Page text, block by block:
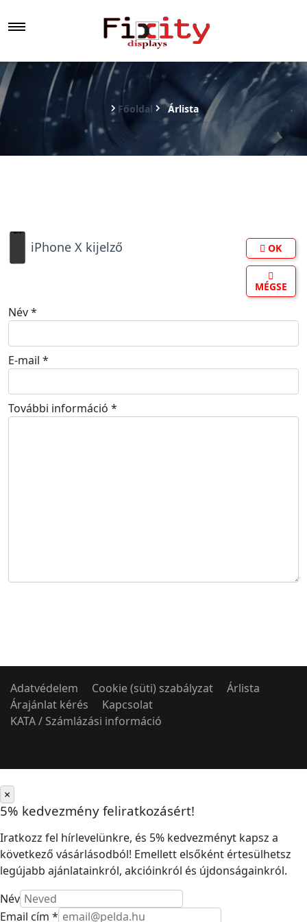
Főoldal Árlista
iPhone X kijelző OK
MÉGSE
Név*
E-mail *
További információ *
Adatvédelem Cookie (süti) szabályzat
Árlista
Árajánlat kérés
Kapcsolat
KATA / Számlázási információ
×
5% kedvezmény feliratkozásért!
Iratkozz fel hírlevelünkre, és 5% kedvezményt kapsz a
következő vásárlásodból! Emellett elsőként értesülhetsz
legújabb ajánlatainkról, akcióinkról és újdonságainkról.
Név
Email cím *